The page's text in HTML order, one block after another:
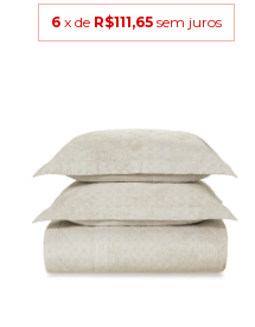
6 x de R$111,65 sem juros